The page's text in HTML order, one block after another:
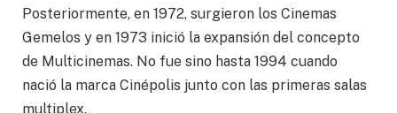
Posteriormente, en 1972, surgieron los Cinemas
Gemelos y en 1973 inició la expansión del concepto
de Multicinemas. No fue sino hasta 1994 cuando
nació la marca Cinépolis junto con las primeras salas
multiplex.